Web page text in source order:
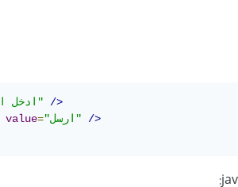
"ادخل اسمك"
/>
value= "ارسل"
/>